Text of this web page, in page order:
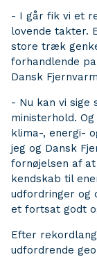
- I går fik vi et
lovende takter.
store træk
forhandlende
Dansk
- Nu kan vi
ministerhold.
klima-, energi-
jeg og Dansk
fornøjelsen af
kendskab til
udfordringer og
et fortsat godt
Efter
udfordrende